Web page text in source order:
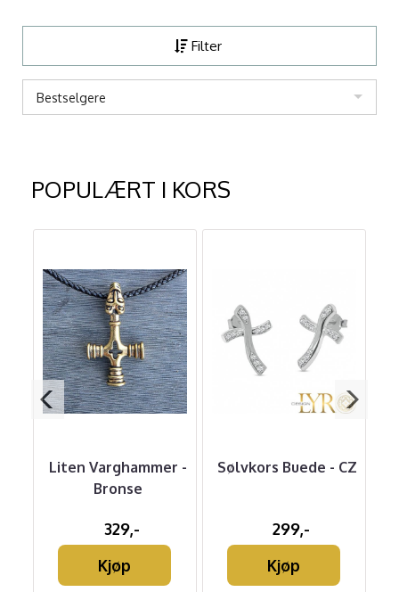
Filter
Bestselgere
POPULÆRT I KORS
Liten Varghammer -
Bronse
329,-
Kjøp
Sølvkors Buede - CZ
299,-
Kjøp